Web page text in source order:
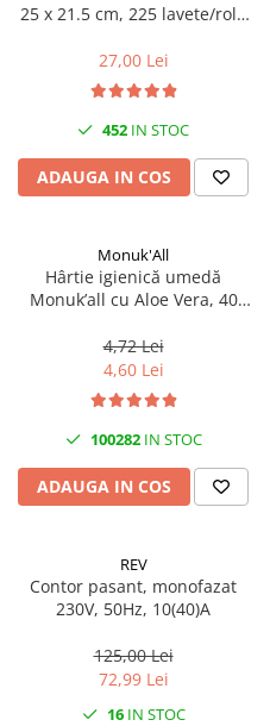
Incalzire si racire
Usi si porti
Constructii
Accesorii gips carton
Accesorii gresie si faianta
Accesorii pentru faianta,
Accesorii polizare si slefuire
Accesorii vopsire si tencuire
Materiale electrice
Sanitare
Sarma constructii
Sfoara si franghii
Suruburi, dibluri si accesorii
Corpuri de iluminat
Aplice si plafoniere
25 x 21.5 cm, 225 lavete/rola
27,00 Lei
452 IN STOC
ADAUGA IN COS
Monuk'All
Hârtie igienică umedă
Monuk’all cu Aloe Vera, 40
alcool
4,72 Lei
4,60 Lei
100282IN STOC
ADAUGA IN COS
REV
Contor pasant, monofazat
230V, 50Hz, 10(40)A
125,00 Lei
72,99 Lei
16IN STOC